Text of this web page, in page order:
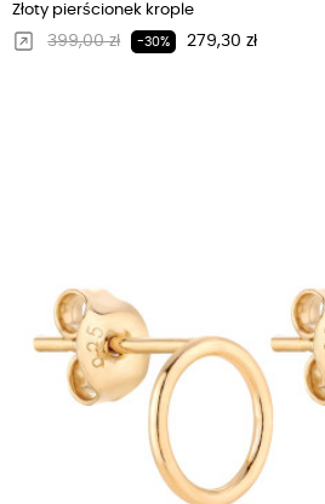
Złoty pierścionek krople
Regularna cena
399,00 zł -30% Cena
279,30 zł